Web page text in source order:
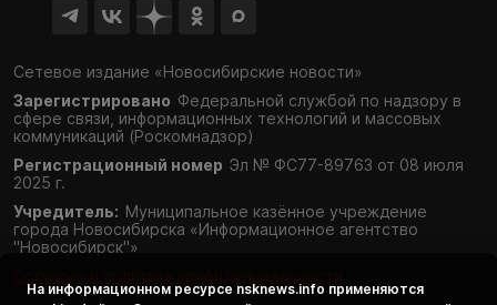
Сетевое издание «Новосибирские новости»
Зарегистрировано Федеральной службой по надзору в
сфере связи, информационных технологий и массовых
коммуникаций (Роскомнадзор)
Регистрационный номер Эл № ФС77-89763 от 08 июля
2025 г.
Учредитель: Муниципальное казённое учреждение
города Новосибирска «Информационное агентство
"Новосибирск"»
На информационном ресурсе nsknews.info применяются